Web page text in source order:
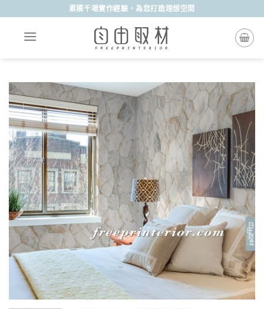
content
累積千場實作經驗，為您打造理想空間